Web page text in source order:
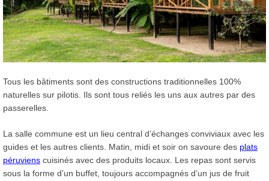
Tous les bâtiments sont des constructions traditionnelles 100%
naturelles sur pilotis. Ils sont tous reliés les uns aux autres par des
passerelles.
La salle commune est un lieu central d’échanges conviviaux avec les
guides et les autres clients. Matin, midi et soir on savoure des plats
péruviens cuisinés avec des produits locaux. Les repas sont servis
sous la forme d’un buffet, toujours accompagnés d’un jus de fruit